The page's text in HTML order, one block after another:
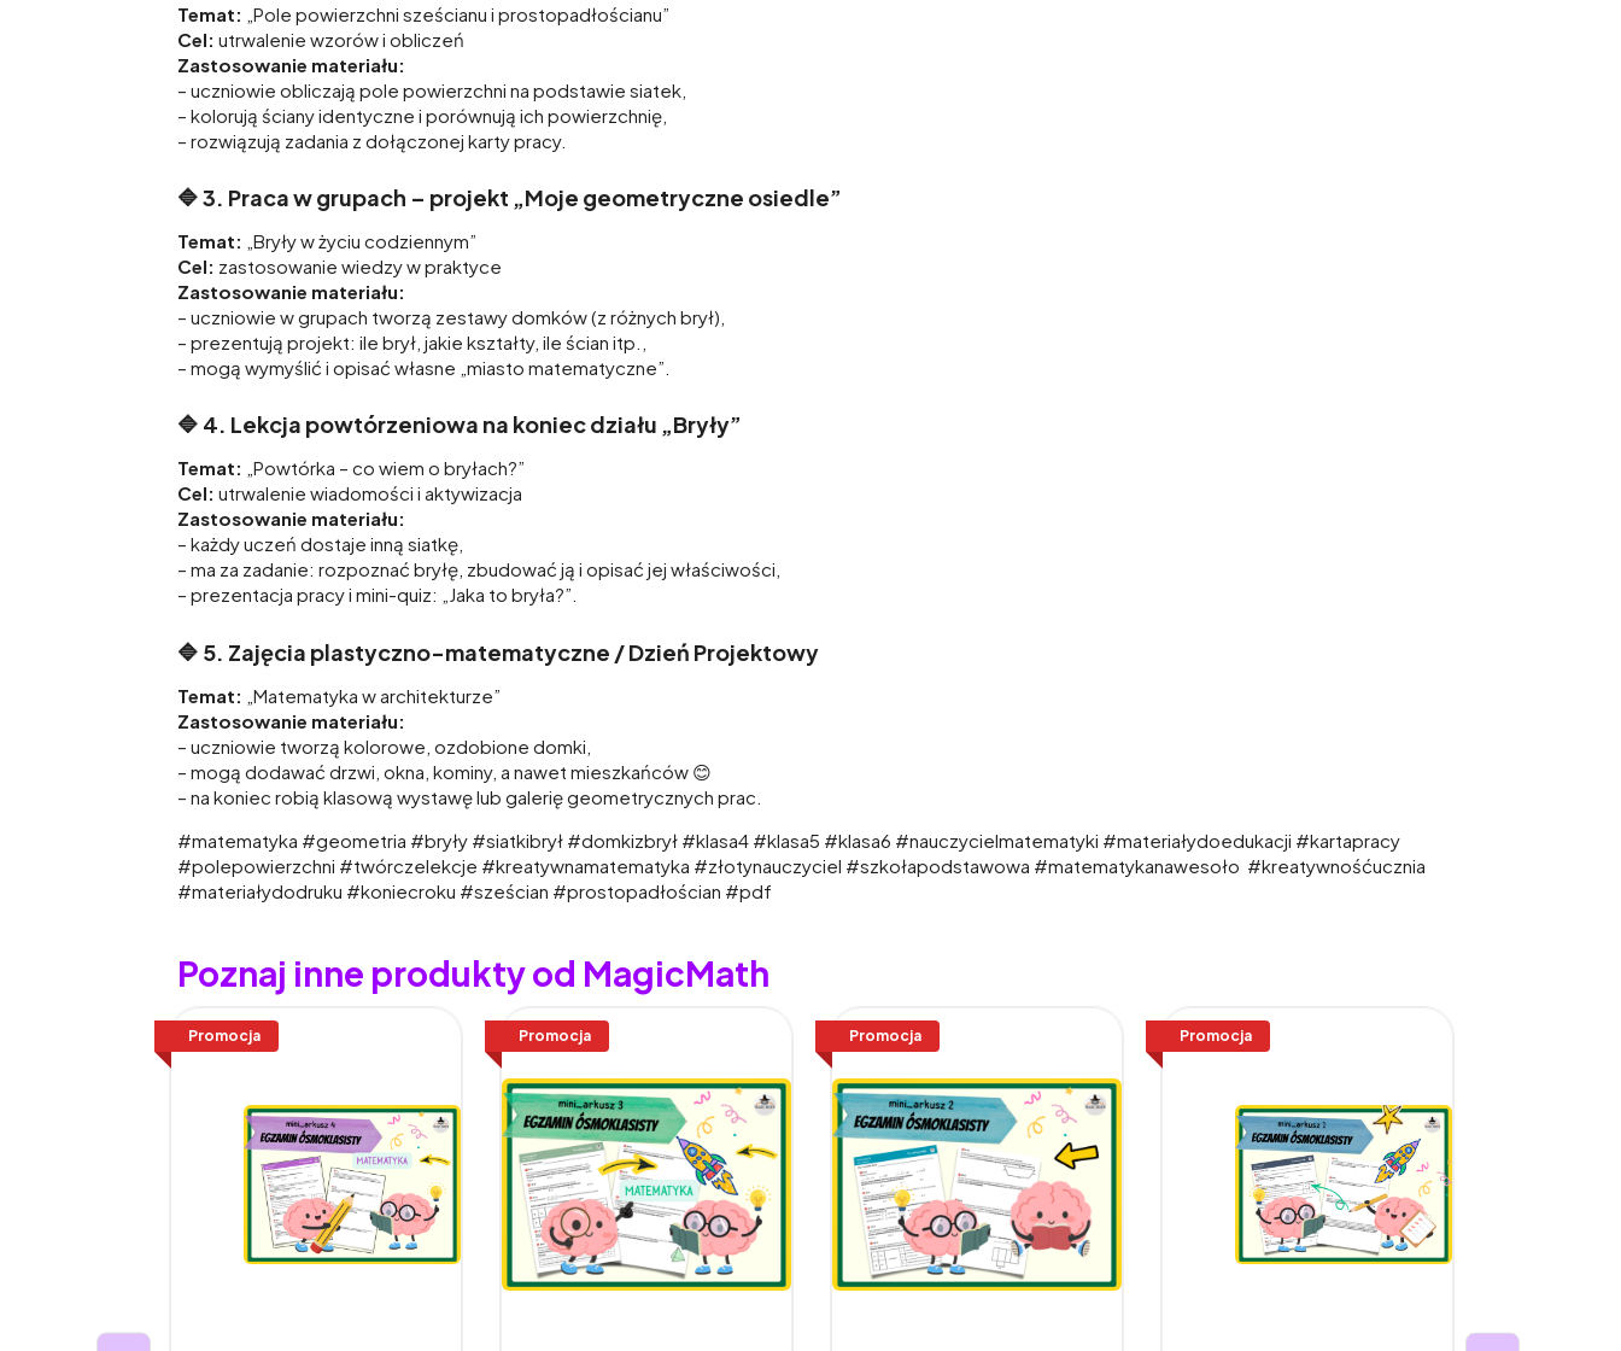
Temat: „Pole powierzchni sześcianu i prostopadłościanu”
Cel: utrwalenie wzorów i obliczeń
Zastosowanie materiału:
– uczniowie obliczają pole powierzchni na podstawie siatek,
– kolorują ściany identyczne i porównują ich powierzchnię,
– rozwiązują zadania z dołączonej karty pracy.
🔷3. Praca w grupach – projekt „Moje geometryczne osiedle”
Temat: „Bryły w życiu codziennym”
Cel: zastosowanie wiedzy w praktyce
Zastosowanie materiału:
– uczniowie w grupach tworzą zestawy domków (z różnych brył),
– prezentują projekt: ile brył, jakie kształty, ile ścian itp.,
– mogą wymyślić i opisać własne „miasto matematyczne”.
🔷 4. Lekcja powtórzeniowa na koniec działu „Bryły”
Temat: „Powtórka – co wiem o bryłach?”
Cel: utrwalenie wiadomości i aktywizacja
Zastosowanie materiału:
– każdy uczeń dostaje inną siatkę,
– ma za zadanie: rozpoznać bryłę, zbudować ją i opisać jej właściwości,
– prezentacja pracy i mini-quiz: „Jaka to bryła?”.
🔷 5. Zajęcia plastyczno-matematyczne / Dzień Projektowy
Temat: „Matematyka w architekturze”
Zastosowanie materiału:
– uczniowie tworzą kolorowe, ozdobione domki,
– mogą dodawać drzwi, okna, kominy, a nawet mieszkańców 😊
– na koniec robią klasową wystawę lub galerię geometrycznych prac.
#matematyka #geometria #bryły #siatkibrył #domkizbrył #klasa4 #klasa5 #klasa6 #nauczycielmatematyki #materiałydoedukacji #kartapracy
#polepowierzchni #twórczelekcje #kreatywnamatematyka #złotynauczyciel #szkołapodstawowa #matematykanawesoło #kreatywnośćucznia
#materiałydodruku #koniecroku #sześcian #prostopadłościan #pdf
Poznaj inne produkty od MagicMath
Promocja Promocja Promocja Promocja